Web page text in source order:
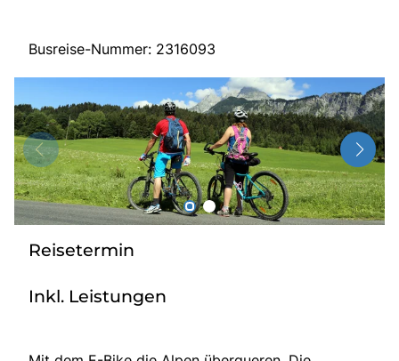
Start
Busreisen
Bus mieten
Über Bus dich weg!
Radio
Sie befinden sich in:
Busreise-Nummer: 2316093
Reisetermin
Inkl. Leistungen